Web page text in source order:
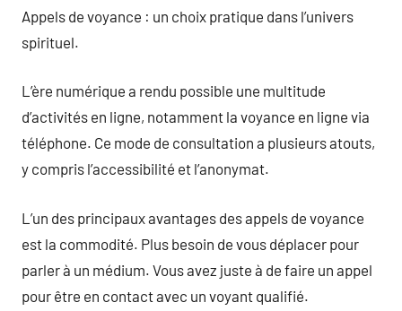
Appels de voyance : un choix pratique dans l’univers
spirituel.
L’ère numérique a rendu possible une multitude
d’activités en ligne, notamment la voyance en ligne via
téléphone. Ce mode de consultation a plusieurs atouts,
y compris l’accessibilité et l’anonymat.
L’un des principaux avantages des appels de voyance
est la commodité. Plus besoin de vous déplacer pour
parler à un médium. Vous avez juste à de faire un appel
pour être en contact avec un voyant qualifié.